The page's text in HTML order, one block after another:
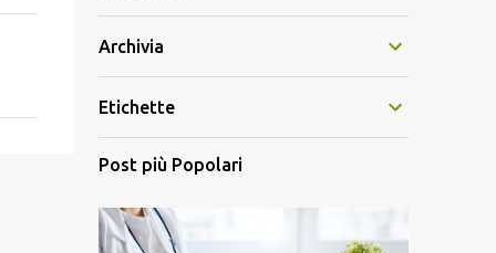
Archivia
Etichette
Post più Popolari